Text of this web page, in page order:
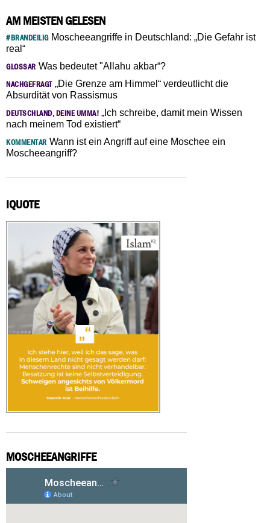
AM MEISTEN GELESEN
#BRANDEILIGMoscheeangriffe in Deutschland: „Die Gefahr ist
real“
GLOSSAR Was bedeutet "Allahu akbar“?
NACHGEFRAGT„Die Grenze am Himmel“ verdeutlicht die
Absurdität von Rassismus
DEUTSCHLAND, DEINE UMMA! „Ich schreibe, damit mein Wissen
nach meinem Tod existiert“
KOMMENTAR Wann ist ein Angriff auf eine Moschee ein
Moscheeangriff?
IQUOTE
MOSCHEEANGRIFFE